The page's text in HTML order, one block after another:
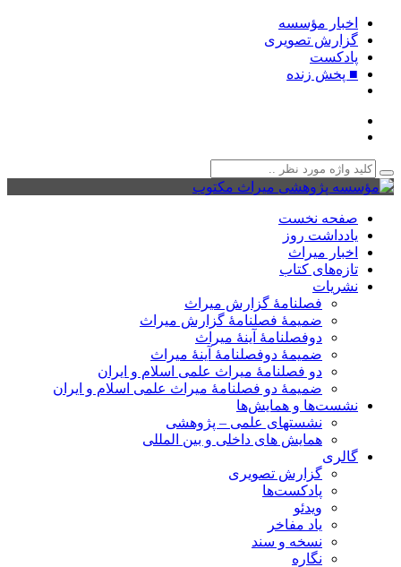
اخبار مؤسسه
گزارش تصویری
پادکست‌
■ پخش زنده
صفحه نخست
یادداشت روز
اخبار میراث
تازه‌های کتاب
نشریات
فصلنامۀ گزارش میراث
ضمیمۀ فصلنامۀ گزارش میراث
دوفصلنامۀ آینۀ میراث
ضمیمۀ دوفصلنامۀ آینۀ میراث
دو فصلنامۀ میراث علمی اسلام و ایران
ضمیمۀ دو فصلنامۀ میراث علمی اسلام و ایران
نشست‌ها و همایش‌ها
نشستهای علمی – پژوهشی
همایش های داخلی و بین المللی
گالری
گزارش تصویری
پادکست‌ها
ویدئو
یاد مفاخر
نسخه و سند
نگاره